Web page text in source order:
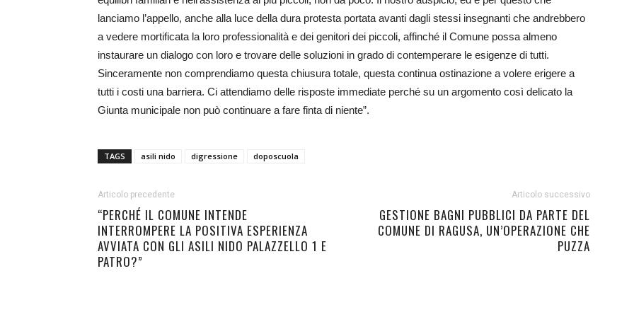
lanciamo l’appello, anche alla luce della dura protesta portata avanti dagli stessi insegnanti che andrebbero
a vedere mortificata la loro professionalità e dei genitori dei piccoli, affinché il Comune possa almeno
instaurare un dialogo con loro e trovare delle soluzioni in grado di contemperare le esigenze di tutti.
Sinceramente non comprendiamo questa chiusura totale, questa continua ostinazione a volere erigere a
tutti i costi una barriera. Ci attendiamo delle risposte immediate perché su un argomento così delicato la
Giunta municipale non può continuare a fare finta di niente”.
TAGS asili nido digressione doposcuola
Articolo precedente
“PERCHÉ IL COMUNE INTENDE
INTERROMPERE LA POSITIVA ESPERIENZA
AVVIATA CON GLI ASILI NIDO PALAZZELLO 1 E
PATRO?”
Articolo successivo
GESTIONE BAGNI PUBBLICI DA PARTE DEL
COMUNE DI RAGUSA, UN’OPERAZIONE CHE
PUZZA